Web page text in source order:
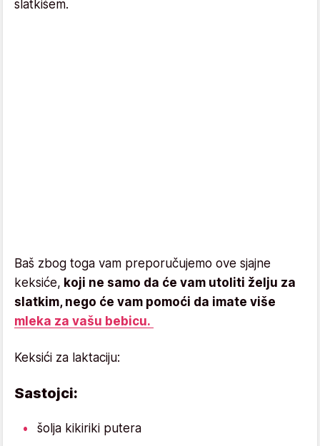
slatkišem.
Baš zbog toga vam preporučujemo ove sjajne
keksiće, koji ne samo da će vam utoliti želju za
slatkim, nego će vam pomoći da imate više
mleka za vašu bebicu.
Keksići za laktaciju:
Sastojci:
šolja kikiriki putera